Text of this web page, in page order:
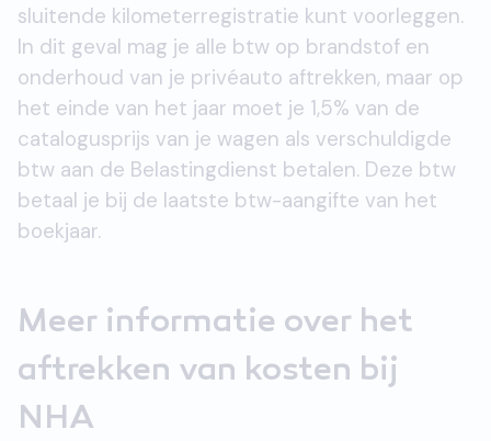
sluitende kilometerregistratie kunt voorleggen.
In dit geval mag je alle btw op brandstof en
onderhoud van je privéauto aftrekken, maar op
het einde van het jaar moet je 1,5% van de
catalogusprijs van je wagen als verschuldigde
btw aan de Belastingdienst betalen. Deze btw
betaal je bij de laatste btw-aangifte van het
boekjaar.
Meer informatie over het
aftrekken van kosten bij
NHA